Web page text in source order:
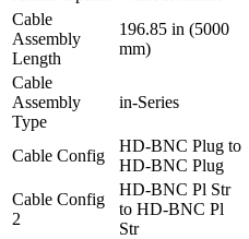
Cable
Assembly
Length
196.85 in (5000
mm)
Cable
Assembly
Type
in-Series
Cable Config
HD-BNC Plug to
HD-BNC Plug
Cable Config
2
HD-BNC Pl Str
to HD-BNC Pl
Str